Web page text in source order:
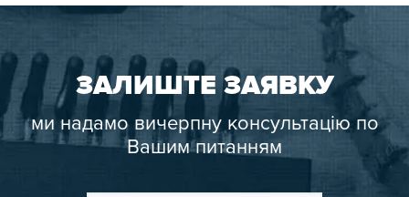
ЗАЛИШТЕ ЗАЯВКУ
ми надамо вичерпну консультацію по
Вашим питанням